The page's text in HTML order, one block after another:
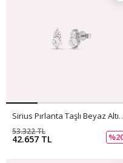
Sirius Pırlanta
42.657 TL
53.322 TL